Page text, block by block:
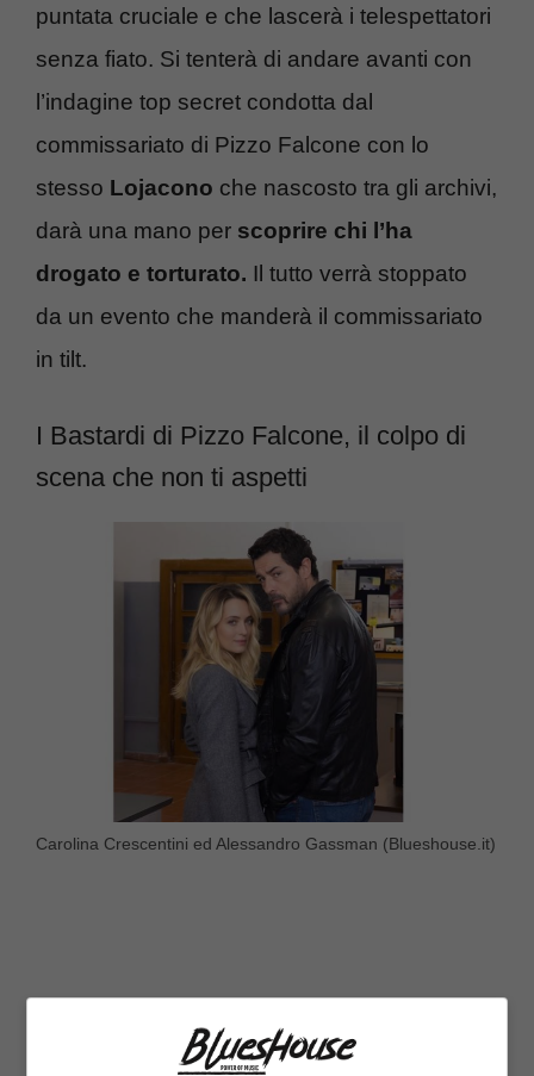
puntata cruciale e che lascerà i telespettatori
senza fiato. Si tenterà di andare avanti con
l’indagine top secret condotta dal
commissariato di Pizzo Falcone con lo
stesso Lojacono che nascosto tra gli archivi,
darà una mano per scoprire chi l’ha
drogato e torturato. Il tutto verrà stoppato
da un evento che manderà il commissariato
in tilt.
I Bastardi di Pizzo Falcone, il colpo di
scena che non ti aspetti
Carolina Crescentini ed Alessandro Gassman (Blueshouse.it)